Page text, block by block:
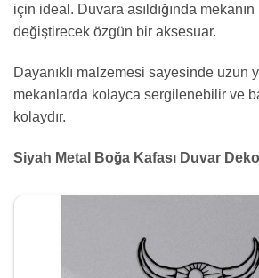
için ideal. Duvara asıldığında
değiştirecek özgün bir aksesuar.
Dayanıklı malzemesi sayesinde uzun
mekanlarda kolayca sergilenebilir ve
kolaydır.
Siyah Metal Boğa Kafası Duvar